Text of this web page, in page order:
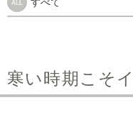
寒い時期こそ